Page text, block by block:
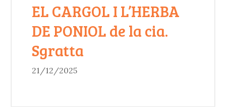
EL CARGOL I L’HERBA
DE PONIOL de la cia.
Sgratta
21/12/2025